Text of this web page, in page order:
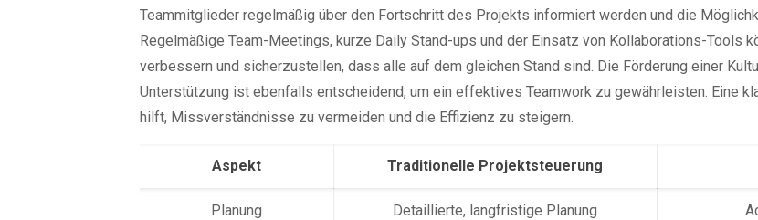
Teammitglieder regelmäßig über den Fortschritt des Projekts informiert werden und die
Regelmäßige Team-Meetings, kurze Daily Stand-ups und der Einsatz von Kollaborations-Tools
verbessern und sicherzustellen, dass alle auf dem gleichen Stand sind. Die Förderung einer
Unterstützung ist ebenfalls entscheidend, um ein effektives Teamwork zu gewährleisten. Eine
hilft, Missverständnisse zu vermeiden und die Effizienz zu steigern.
Aspekt Traditionelle Projektsteuerung
Planung Detaillierte, langfristige Planung